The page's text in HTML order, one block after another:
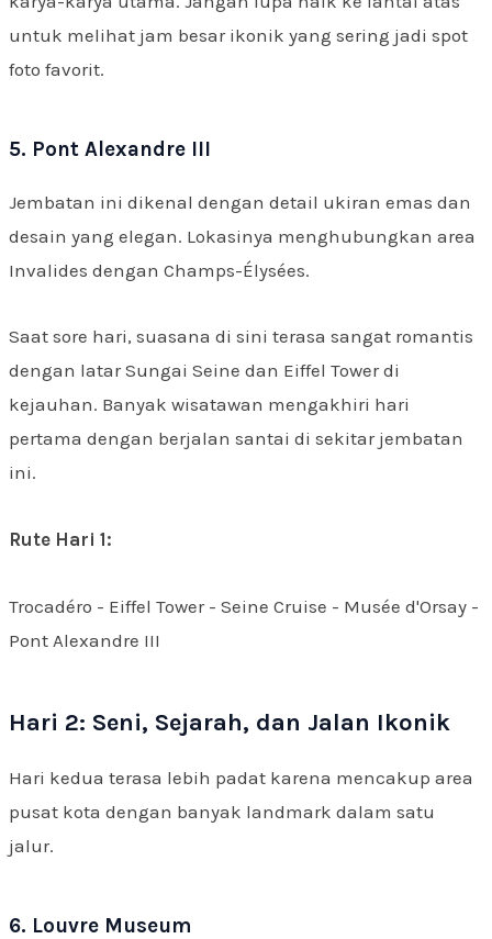
untuk melihat jam besar ikonik yang sering jadi spot
foto favorit.
5. Pont Alexandre III
Jembatan ini dikenal dengan detail ukiran emas dan
desain yang elegan. Lokasinya menghubungkan area
Invalides dengan Champs-Élysées.
Saat sore hari, suasana di sini terasa sangat romantis
dengan latar Sungai Seine dan Eiffel Tower di
kejauhan. Banyak wisatawan mengakhiri hari
pertama dengan berjalan santai di sekitar jembatan
ini.
Rute Hari 1:
Trocadéro - Eiffel Tower - Seine Cruise - Musée d'Orsay -
Pont Alexandre III
Hari 2: Seni, Sejarah, dan Jalan Ikonik
Hari kedua terasa lebih padat karena mencakup area
pusat kota dengan banyak landmark dalam satu
jalur.
6. Louvre Museum